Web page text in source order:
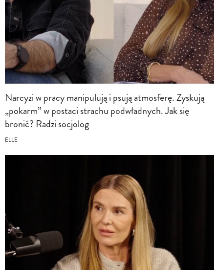
Narcyzi w pracy manipulują i psują atmosferę. Zyskują
„pokarm” w postaci strachu podwładnych. Jak się
bronić? Radzi socjolog
ELLE